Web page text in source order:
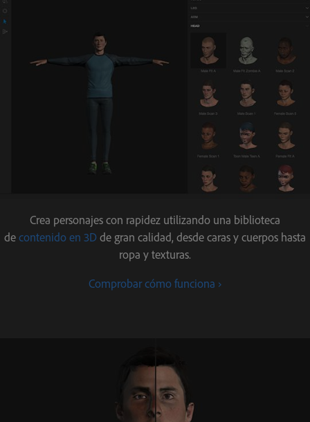
Crea personajes con rapidez utilizando una biblioteca
decontenido en 3Dde gran calidad, desde caras y cuerpos hasta
ropa y texturas.
Comprobar cómo funciona ›